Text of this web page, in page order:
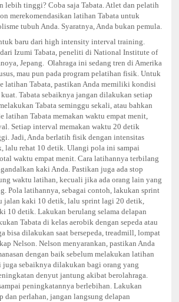
lebih tinggi? Coba saja Tabata. Atlet dan pelatih
merekomendasikan latihan Tabata untuk
tubuh Anda. Syaratnya, Anda bukan pemula.
baru dari high intensity interval training.
Izumi Tabata, peneliti di National Institute of
Jepang. Olahraga ini sedang tren di Amerika
mau pun pada program pelatihan fisik.Untuk
latihan Tabata, pastikan Anda memiliki kondisi
Tabata sebaiknya jangan dilakukan setiap
Tabata seminggu sekali, atau bahkan
latihan Tabata memakan waktu empat menit,
Setiap interval memakan waktu 20 detik
Jadi, Anda berlatih fisik dengan intensitas
lalu rehat 10 detik. Ulangi pola ini sampai
waktu empat menit.Cara latihannya terbilang
kaki Anda. Pastikan juga ada stop
waktu latihan, kecuali jika ada orang lain yang
Pola latihannya, sebagai contoh, lakukan sprint
jalan kaki 10 detik, lalu sprint lagi 20 detik,
10 detik. Lakukan berulang selama delapan
Tabata di kelas aerobik dengan sepeda atau
bisa dilakukan saat bersepeda, treadmill, lompat
Nelson.Nelson menyarankan, pastikan Anda
dengan baik sebelum melakukan latihan
sebaiknya dilakukan bagi orang yang
denyut jantung akibat berolahraga.
peningkatannya berlebihan. Lakukan
dan perlahan, jangan langsung delapan